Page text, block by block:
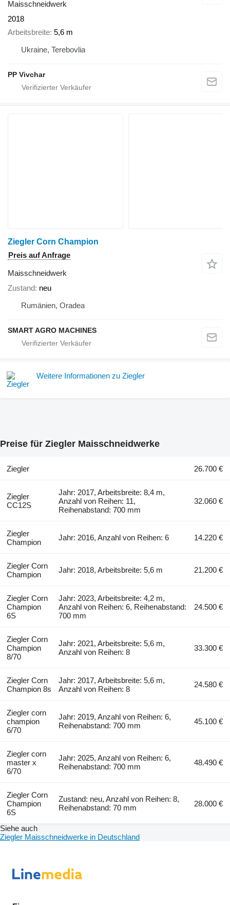
Maisschneidwerk
2018
Arbeitsbreite 5,6 m
Ukraine, Terebovlia
PP Vivchar
Ziegler Corn Champion
Preis auf Anfrage
Maisschneidwerk
Zustand neu
Rumänien, Oradea
SMART AGRO MACHINES
Weitere Informationen zu Ziegler
Preise für Ziegler Maisschneidwerke
Ziegler 26.700 €
Ziegler
CC12S
Jahr: 2017, Arbeitsbreite: 8,4 m,
Anzahl von Reihen: 11,
Reihenabstand: 700 mm
32.060 €
Ziegler
Champion
Jahr: 2016, Anzahl von Reihen: 6 14.220 €
Ziegler Corn
Champion
Jahr: 2018, Arbeitsbreite: 5,6 m 21.200 €
Ziegler Corn
Champion
6S
Jahr: 2023, Arbeitsbreite: 4,2 m,
Anzahl von Reihen: 6, Reihenabstand:
700 mm
24.500 €
Ziegler Corn
Champion
8/70
Jahr: 2021, Arbeitsbreite: 5,6 m,
Anzahl von Reihen: 8
33.300 €
Ziegler Corn
Champion 8s
Jahr: 2017, Arbeitsbreite: 5,6 m,
Anzahl von Reihen: 8
24.580 €
Ziegler corn
champion
6/70
Jahr: 2019, Anzahl von Reihen: 6,
Reihenabstand: 700 mm
45.100 €
Ziegler corn
master x
6/70
Jahr: 2025, Anzahl von Reihen: 6,
Reihenabstand: 700 mm
48.490 €
Ziegler Corn
Champion
6S
Zustand: neu, Anzahl von Reihen: 8,
Reihenabstand: 70 mm
28.000 €
Siehe auch
Ziegler Maisschneidwerke in Deutschland